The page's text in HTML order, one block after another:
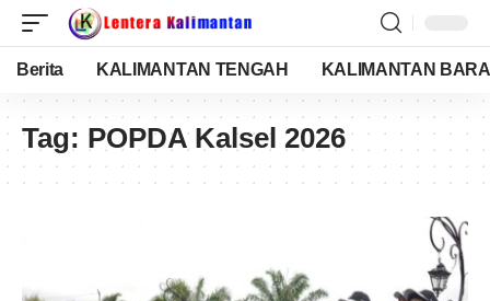
Berita KALIMANTAN TENGAH KALIMANTAN
Tag: POPDA Kalsel 2026